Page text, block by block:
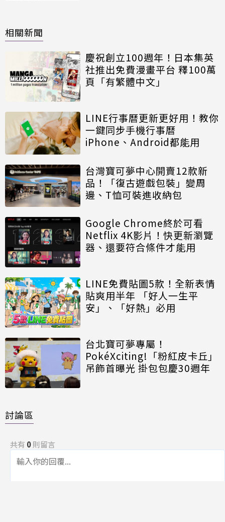
相關新聞
慶祝創立100週年！日本集英
社推出免費漫畫平台 釋100萬
頁「有繁體中文」
LINE行事曆更新更好用！教你
一鍵同步手機行事曆
iPhone、Android都能用
台灣寶可夢中心開賣12款新
品！「復古遊戲包裝」變周
邊、T恤可裝進收納包
Google Chrome終於可看
Netflix 4K影片！快更新瀏覽
器、還要符合條件才能用
LINE免費貼圖5款！全新表情
貼爽用半年 「好人一生平
安」、「好熱」必用
台北寶可夢專屬！
PokéXciting!「粉紅皮卡丘」
吊飾首曝光 掛包包慶30週年
討論區
共有 0則留言